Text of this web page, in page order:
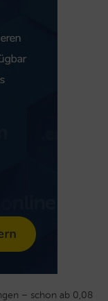
– schon ab 0,08